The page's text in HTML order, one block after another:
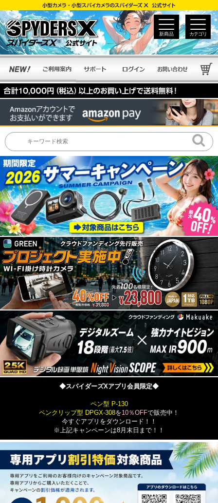
カテゴリ
新商品
◆スパイダーズXアプリ会員限定◆
ペン型 P-130
ペンクリップ型 DPGX-308を10％OFFで販売中！
今すぐアプリをダウンロード！！
※上記キャンペーンは8月末日まで！！